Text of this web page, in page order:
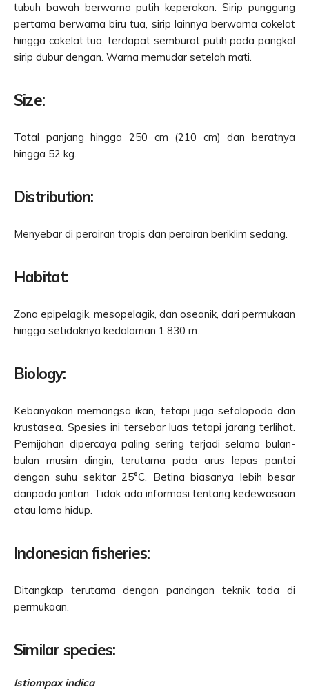
tubuh bawah berwarna putih keperakan. Sirip punggung
pertama berwarna biru tua, sirip lainnya berwarna cokelat
hingga cokelat tua, terdapat semburat putih pada pangkal
sirip dubur dengan. Warna memudar setelah mati.
Size:
Total panjang hingga 250 cm (210 cm) dan beratnya
hingga 52 kg.
Distribution:
Menyebar di perairan tropis dan perairan beriklim sedang.
Habitat:
Zona epipelagik, mesopelagik, dan oseanik, dari permukaan
hingga setidaknya kedalaman 1.830 m.
Biology:
Kebanyakan memangsa ikan, tetapi juga sefalopoda dan
krustasea. Spesies ini tersebar luas tetapi jarang terlihat.
Pemijahan dipercaya paling sering terjadi selama bulan-
bulan musim dingin, terutama pada arus lepas pantai
dengan suhu sekitar 25°C. Betina biasanya lebih besar
daripada jantan. Tidak ada informasi tentang kedewasaan
atau lama hidup.
Indonesian fisheries:
Ditangkap terutama dengan pancingan teknik toda di
permukaan.
Similar species:
Istiompax indica